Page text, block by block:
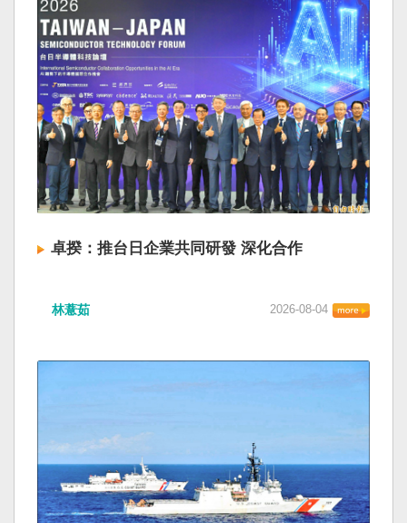
卓揆：推台日企業共同研發 深化合作
林薏茹 2026-08-04